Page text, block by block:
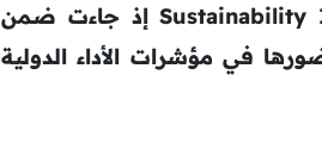
الجامعات العالمية في تصنيف Sustainability Impact Ratings 2026 إذ جاءت ضمن
حضورها في مؤشرات الأداء الدولية